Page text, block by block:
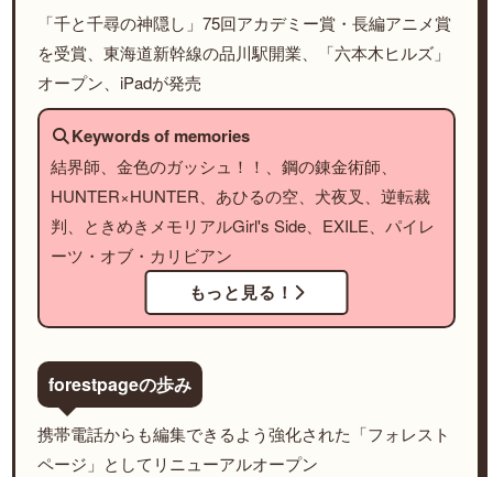
「千と千尋の神隠し」75回アカデミー賞・長編アニメ賞
を受賞、東海道新幹線の品川駅開業、「六本木ヒルズ」
オープン、iPadが発売
Keywords of memories
結界師、金色のガッシュ！！、鋼の錬金術師、
HUNTER×HUNTER、あひるの空、犬夜叉、逆転裁
判、ときめきメモリアルGirl's Side、EXILE、パイレ
ーツ・オブ・カリビアン
もっと見る！
forestpageの歩み
携帯電話からも編集できるよう強化された「フォレスト
ページ」としてリニューアルオープン